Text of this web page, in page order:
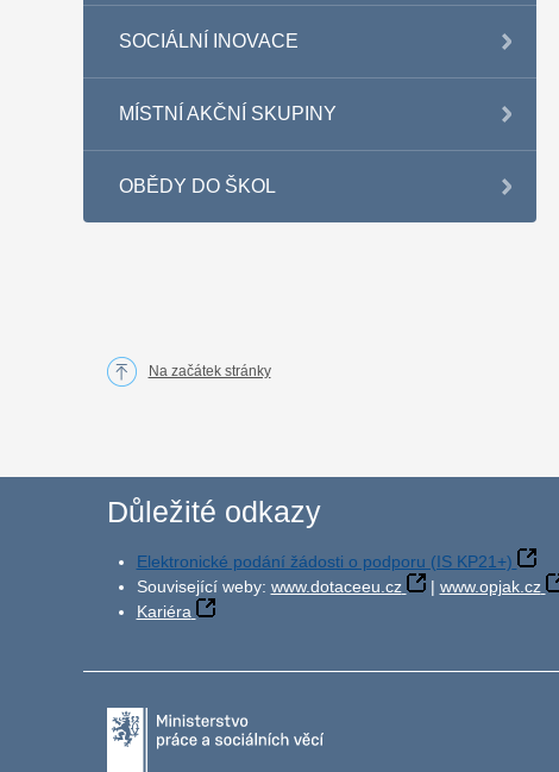
SOCIÁLNÍ INOVACE
MÍSTNÍ AKČNÍ SKUPINY
OBĚDY DO ŠKOL
Na začátek stránky
Důležité odkazy
Elektronické podání žádosti o podporu (IS KP21+)
Související weby: www.dotaceeu.cz | www.opjak.cz
Kariéra